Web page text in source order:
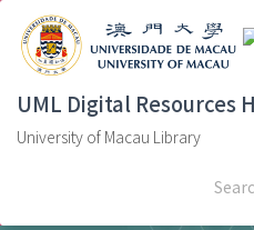
UML Digital Resources
University of Macau Library